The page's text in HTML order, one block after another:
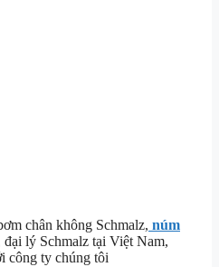
chân không Schmalz, núm
đại lý Schmalz tại Việt Nam,
công ty chúng tôi